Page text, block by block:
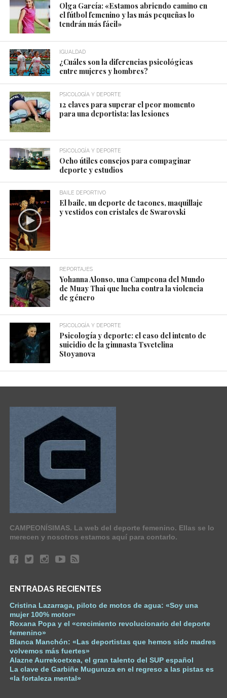
Olga García: «Estamos abriendo camino en
el fútbol femenino y las más pequeñas lo
tendrán más fácil»
IGUALDAD
¿Cuáles son la diferencias psicológicas
entre mujeres y hombres?
PSICOLOGÍA Y DEPORTE
12 claves para superar el peor momento
para una deportista: las lesiones
PSICOLOGÍA Y DEPORTE
Ocho útiles consejos para compaginar
deporte y estudios
BAILE DEPORTIVO
El baile, un deporte de tacones, maquillaje
y vestidos con cristales de Swarovski
REPORTAJES
Yohanna Alonso, una Campeona del Mundo
de Muay Thai que lucha contra la violencia
de género
PSICOLOGÍA Y DEPORTE
Psicología y deporte: el caso del intento de
suicidio de la gimnasta Tsvetelina
Stoyanova
CAMPEONÍSIMAS. La web del deporte femenino. Ellas se lo
merecen y nosotros estamos aquí para contarlo.
ENTRADAS RECIENTES
Cristina Lazarraga, piloto de motos de agua: «Soy una
mujer 100% motor»
Roxana Popa y el «crecimiento revolucionario del deporte
femenino»
Blanca Manchón: «Las deportistas que hemos sido madres
volvemos más fuertes»
Alazne Aurrekoetxea, el gran talento del SUP español
La clave de Garbiñe Muguruza en el regreso a las pistas es
«la fortaleza mental»